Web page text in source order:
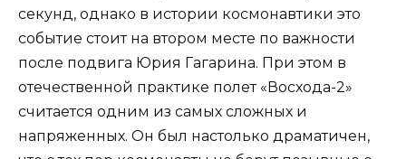
секунд, однако в истории космонавтики это
событие стоит на втором месте по важности
после подвига Юрия Гагарина. При этом в
отечественной практике полет «Восхода-2»
считается одним из самых сложных и
напряженных. Он был настолько драматичен,